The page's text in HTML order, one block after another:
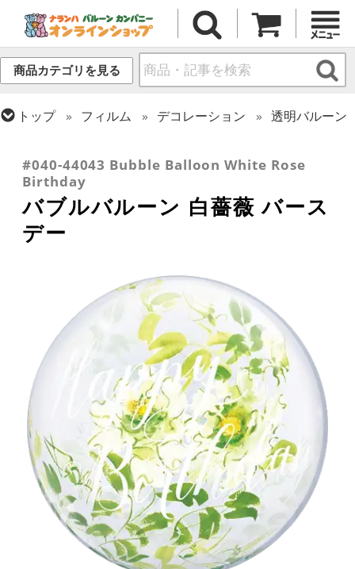
商品カテゴリを見る
トップ フィルム デコレーション
透明バルーン
#040-44043 Bubble Balloon White Rose
Birthday
バブルバルーン 白薔薇 バース
デー